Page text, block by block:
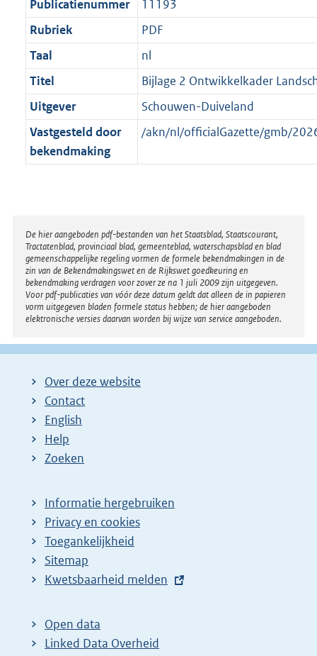
t
Publicatienummer
11193
Rubriek
PDF
Taal
nl
Titel
Bijlage 2 Ontwikkelkader
Uitgever
Schouwen-Duiveland
Vastgesteld door
bekendmaking
/akn/nl/officialGazette/gmb/
Disclaimer
De hier aangeboden pdf-bestanden van het Staatsblad, Staatscourant,
Tractatenblad, provinciaal blad, gemeenteblad, waterschapsblad en blad
gemeenschappelijke regeling vormen de formele bekendmakingen in de
zin van de Bekendmakingswet en de Rijkswet goedkeuring en
bekendmaking verdragen voor zover ze na 1 juli 2009 zijn uitgegeven.
Voor pdf-publicaties van vóór deze datum geldt dat alleen de in papieren
vorm uitgegeven bladen formele status hebben; de hier aangeboden
elektronische versies daarvan worden bij wijze van service aangeboden.
Over deze website
Contact
English
Help
Zoeken
Informatie hergebruiken
Privacy en cookies
Toegankelijkheid
Sitemap
E
t
e
Kwetsbaarheid melden
Open data
Linked Data Overheid